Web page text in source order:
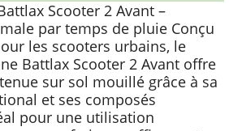
Scooter 2 Avant –
par temps de pluie Conçu
les scooters urbains, le
Battlax Scooter 2 Avant offre
sur sol mouillé grâce à sa
et ses composés
pour une utilisation